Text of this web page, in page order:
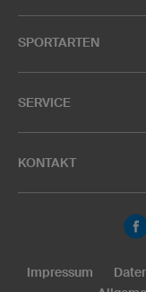
SPORTARTEN
SERVICE
KONTAKT
Impressum